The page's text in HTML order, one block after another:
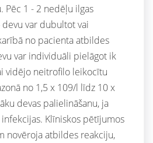
Pēc 1 - 2 nedēļu ilgas
var dubultot vai
no pacienta atbildes
var individuāli pielāgot ik
vidējo neitrofilo leikocītu
no 1,5 x 109/l līdz 10 x
devas palielināšanu, ja
Klīniskos pētījumos
novēroja atbildes reakciju,